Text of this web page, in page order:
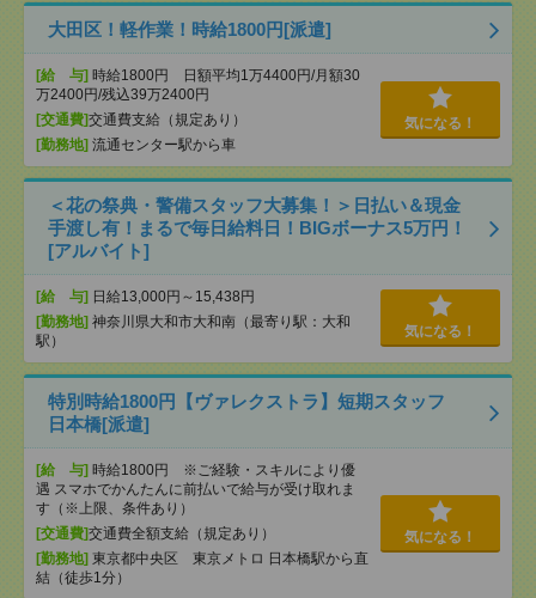
大田区！軽作業！時給1800円[派遣]
[給 与] 時給1800円 日額平均1万4400円/月額30
万2400円/残込39万2400円
[交通費]交通費支給（規定あり）
[勤務地] 流通センター駅から車
気になる！
＜花の祭典・警備スタッフ大募集！＞日払い＆現金
手渡し有！まるで毎日給料日！BIGボーナス5万円！
[アルバイト]
[給 与] 日給13,000円～15,438円
[勤務地] 神奈川県大和市大和南（最寄り駅：大和
駅）
気になる！
特別時給1800円【ヴァレクストラ】短期スタッフ
日本橋[派遣]
[給 与] 時給1800円 ※ご経験・スキルにより優
遇 スマホでかんたんに前払いで給与が受け取れま
す（※上限、条件あり）
[交通費]交通費全額支給（規定あり）
[勤務地] 東京都中央区 東京メトロ 日本橋駅から直
結（徒歩1分）
気になる！